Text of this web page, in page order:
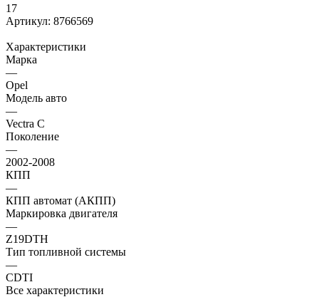
17
Артикул: 8766569
Характеристики
Марка
—
Opel
Модель авто
—
Vectra C
Поколение
—
2002-2008
КПП
—
КПП автомат (АКПП)
Маркировка двигателя
—
Z19DTH
Тип топливной системы
—
CDTI
Все характеристики